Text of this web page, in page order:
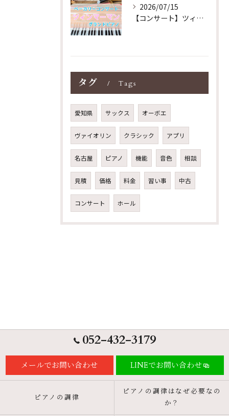
2026/07/15
【コンサート】ツィンマーマンのグランドピアノ♪木目猫足グラン...
タグ Tags
愛知県 サックス オーボエ
ヴァイオリン クラシック アプリ
名古屋 ピアノ 機能 音色 相談
見積 価格 料金 習い事 中古
コンサート ホール
052-432-3179
メールでお問い合わせ LINEでお問い合わせ
ピアノの調律
ピアノの調律はなぜ必要なの
か？